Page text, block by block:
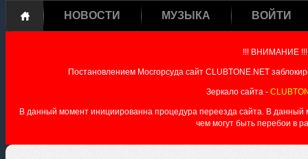
НОВОСТИ МУЗЫКА ВОЙТИ
!!! ВНИМАНИЕ !!!
Постановлением Мосгорсуда сайт CLUBTONE.NET
Зеркало сайта -
В данный момент инициированна процедура переезда сайта. В данный
чем могут быть перебои в